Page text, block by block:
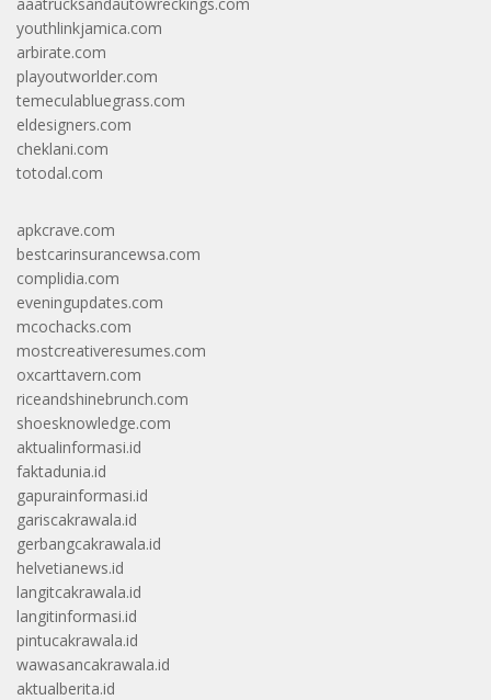
youthlinkjamica.com
arbirate.com
playoutworlder.com
temeculabluegrass.com
eldesigners.com
cheklani.com
totodal.com
apkcrave.com
bestcarinsurancewsa.com
complidia.com
eveningupdates.com
mcochacks.com
mostcreativeresumes.com
oxcarttavern.com
riceandshinebrunch.com
shoesknowledge.com
aktualinformasi.id
faktadunia.id
gapurainformasi.id
gariscakrawala.id
gerbangcakrawala.id
helvetianews.id
langitcakrawala.id
langitinformasi.id
pintucakrawala.id
wawasancakrawala.id
aktualberita.id